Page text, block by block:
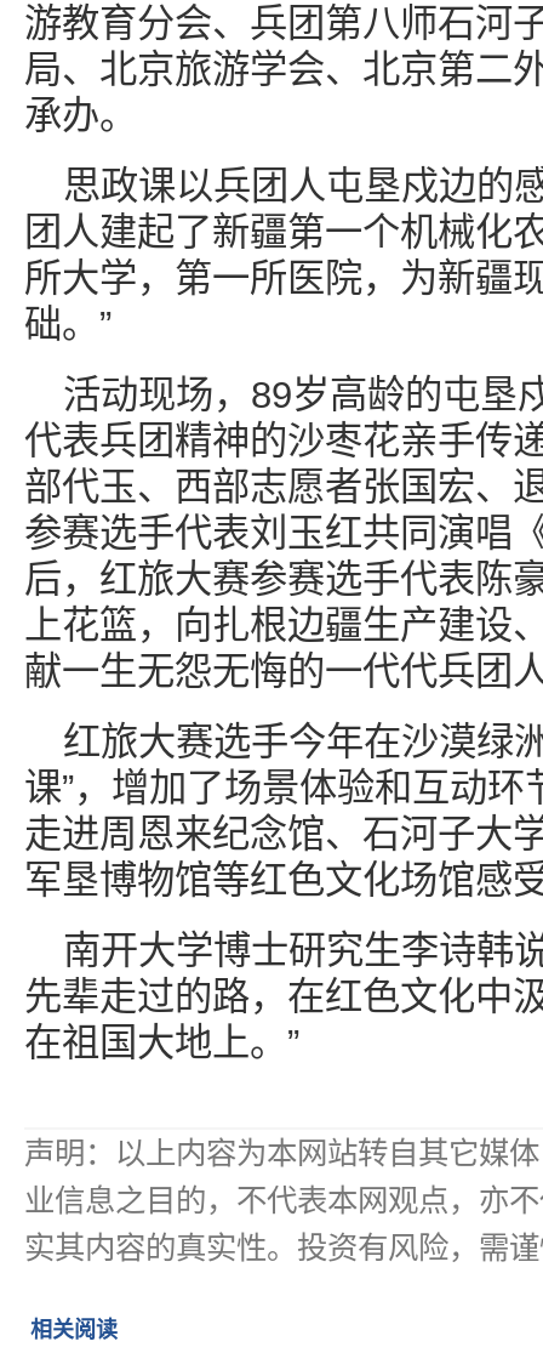
游教育分会、兵团第八师石河
局、北京旅游学会、北京第二
承办。
思政课以兵团人屯垦戍边的
团人建起了新疆第一个机械化
所大学，第一所医院，为新疆
础。”
活动现场，89岁高龄的屯垦
代表兵团精神的沙枣花亲手传
部代玉、西部志愿者张国宏、
参赛选手代表刘玉红共同演唱
后，红旅大赛参赛选手代表陈
上花篮，向扎根边疆生产建设
献一生无怨无悔的一代代兵团
红旅大赛选手今年在沙漠绿
课”，增加了场景体验和互动
走进周恩来纪念馆、石河子大
军垦博物馆等红色文化场馆感
南开大学博士研究生李诗韩
先辈走过的路，在红色文化中
在祖国大地上。”
声明：以上内容为本网站转自其它媒
业信息之目的，不代表本网观点，亦
实其内容的真实性。投资有风险，需
相关阅读